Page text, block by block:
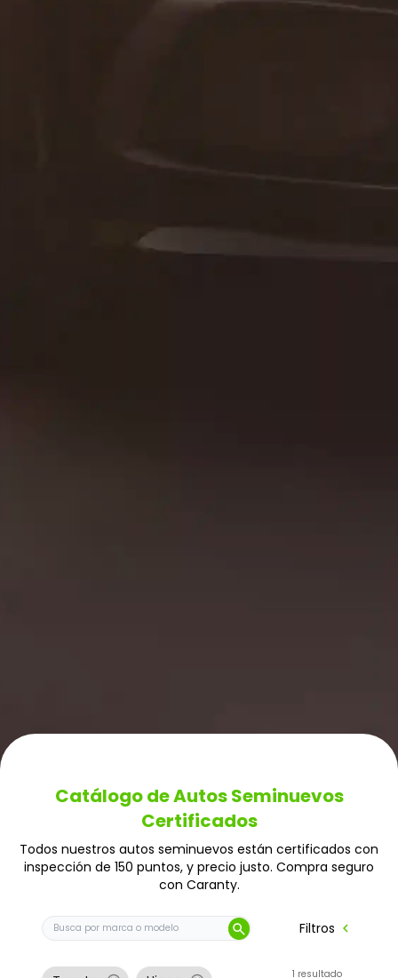
Catálogo de Autos Seminuevos
Certificados
Todos nuestros autos seminuevos están certificados con
inspección de 150 puntos, y precio justo. Compra seguro
con Caranty.
Buscar auto por marca o modelo
search Filtros chevron_left
1 resultado